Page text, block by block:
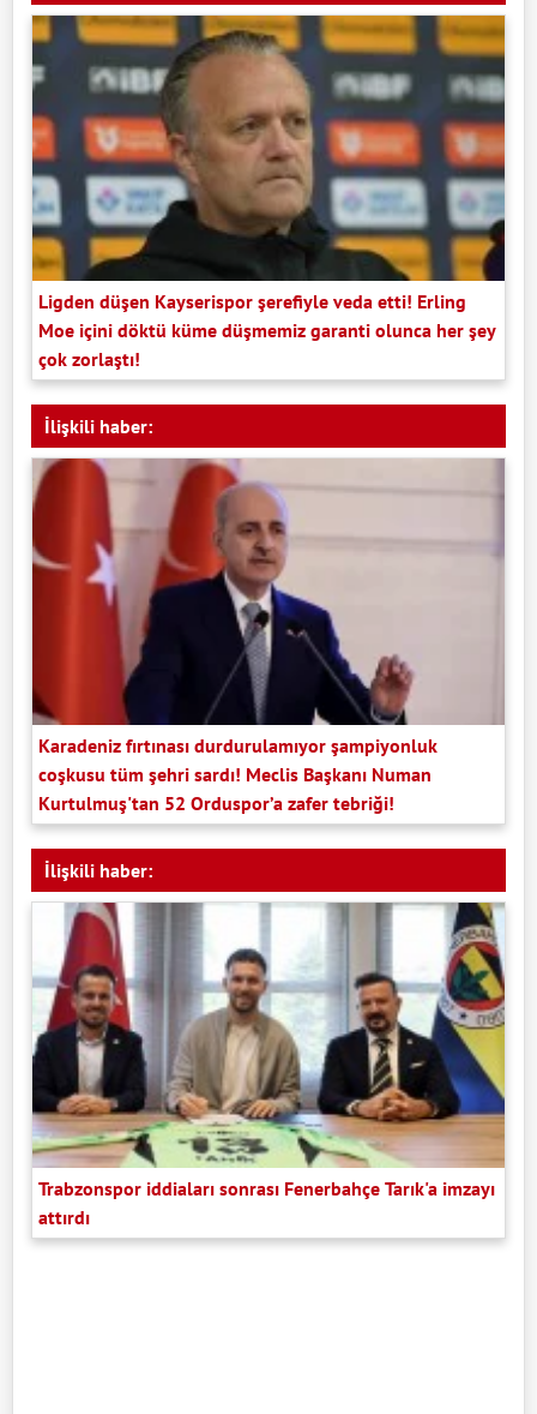
Ligden düşen Kayserispor şerefiyle veda etti! Erling
Moe içini döktü küme düşmemiz garanti olunca her şey
çok zorlaştı!
İlişkili haber:
Karadeniz fırtınası durdurulamıyor şampiyonluk
coşkusu tüm şehri sardı! Meclis Başkanı Numan
Kurtulmuş'tan 52 Orduspor’a zafer tebriği!
İlişkili haber:
Trabzonspor iddiaları sonrası Fenerbahçe Tarık'a imzayı
attırdı